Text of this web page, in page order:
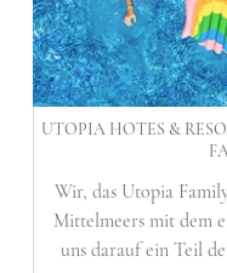
UTOPIA HOTES &
Wir, das Utopia
Mittelmeers mit dem
uns darauf ein Teil